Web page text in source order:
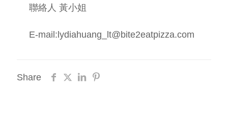
聯絡人 黃小姐
E-mail: lydiahuang_lt@bite2eatpizza.com
Share